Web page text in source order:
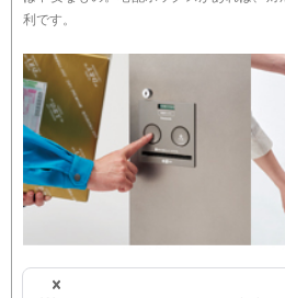
利です。